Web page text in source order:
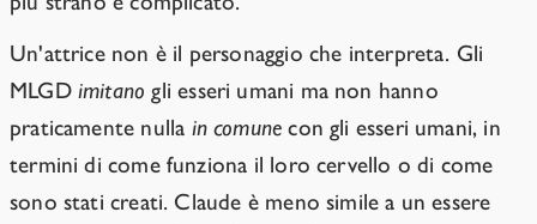
Un'attrice non è il personaggio che interpreta. Gli
MLGD imitano gli esseri umani ma non hanno
praticamente nulla in comune con gli esseri umani, in
termini di come funziona il loro cervello o di come
sono stati creati. Claude è meno simile a un essere